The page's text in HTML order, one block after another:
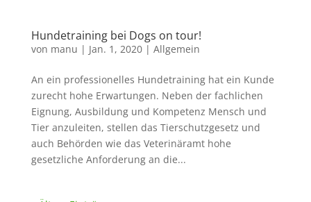
Hundetraining bei Dogs on tour!
von manu | Jan. 1, 2020| Allgemein
An ein professionelles Hundetraining hat ein Kunde
zurecht hohe Erwartungen. Neben der fachlichen
Eignung, Ausbildung und Kompetenz Mensch und
Tier anzuleiten, stellen das Tierschutzgesetz und
auch Behörden wie das Veterinäramt hohe
gesetzliche Anforderung an die...